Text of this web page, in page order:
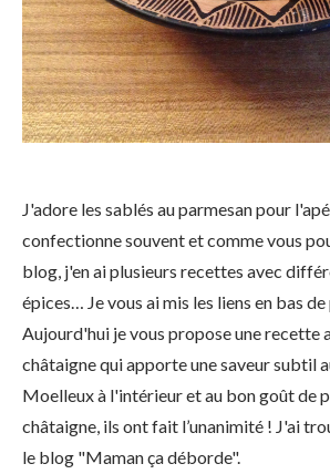
J'adore les sablés au parmesan pour
confectionne souvent et comme vous
blog, j'en ai plusieurs recettes avec
épices… Je vous ai mis les liens en bas de
Aujourd'hui je vous propose une recette
châtaigne qui apporte une saveur subtil
Moelleux à l'intérieur et au bon goût de
châtaigne, ils ont fait l’unanimité ! J'ai
le blog "Maman ça déborde".